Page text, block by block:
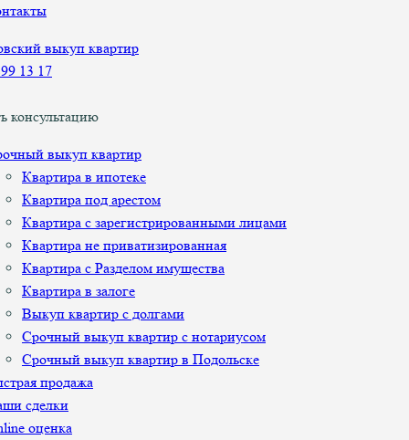
13 17
консультацию
выкуп квартир
Квартира в ипотеке
Квартира под арестом
Квартира с зарегистрированными лицами
Квартира не приватизированная
Квартира с Разделом имущества
Квартира в залоге
Выкуп квартир с долгами
Срочный выкуп квартир с нотариусом
Срочный выкуп квартир в Подольске
продажа
сделки
оценка